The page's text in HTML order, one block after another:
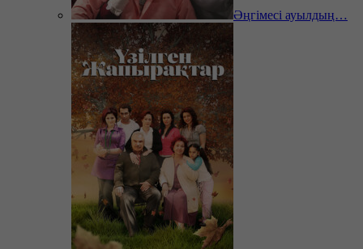
Әңгімесі ауылдың…